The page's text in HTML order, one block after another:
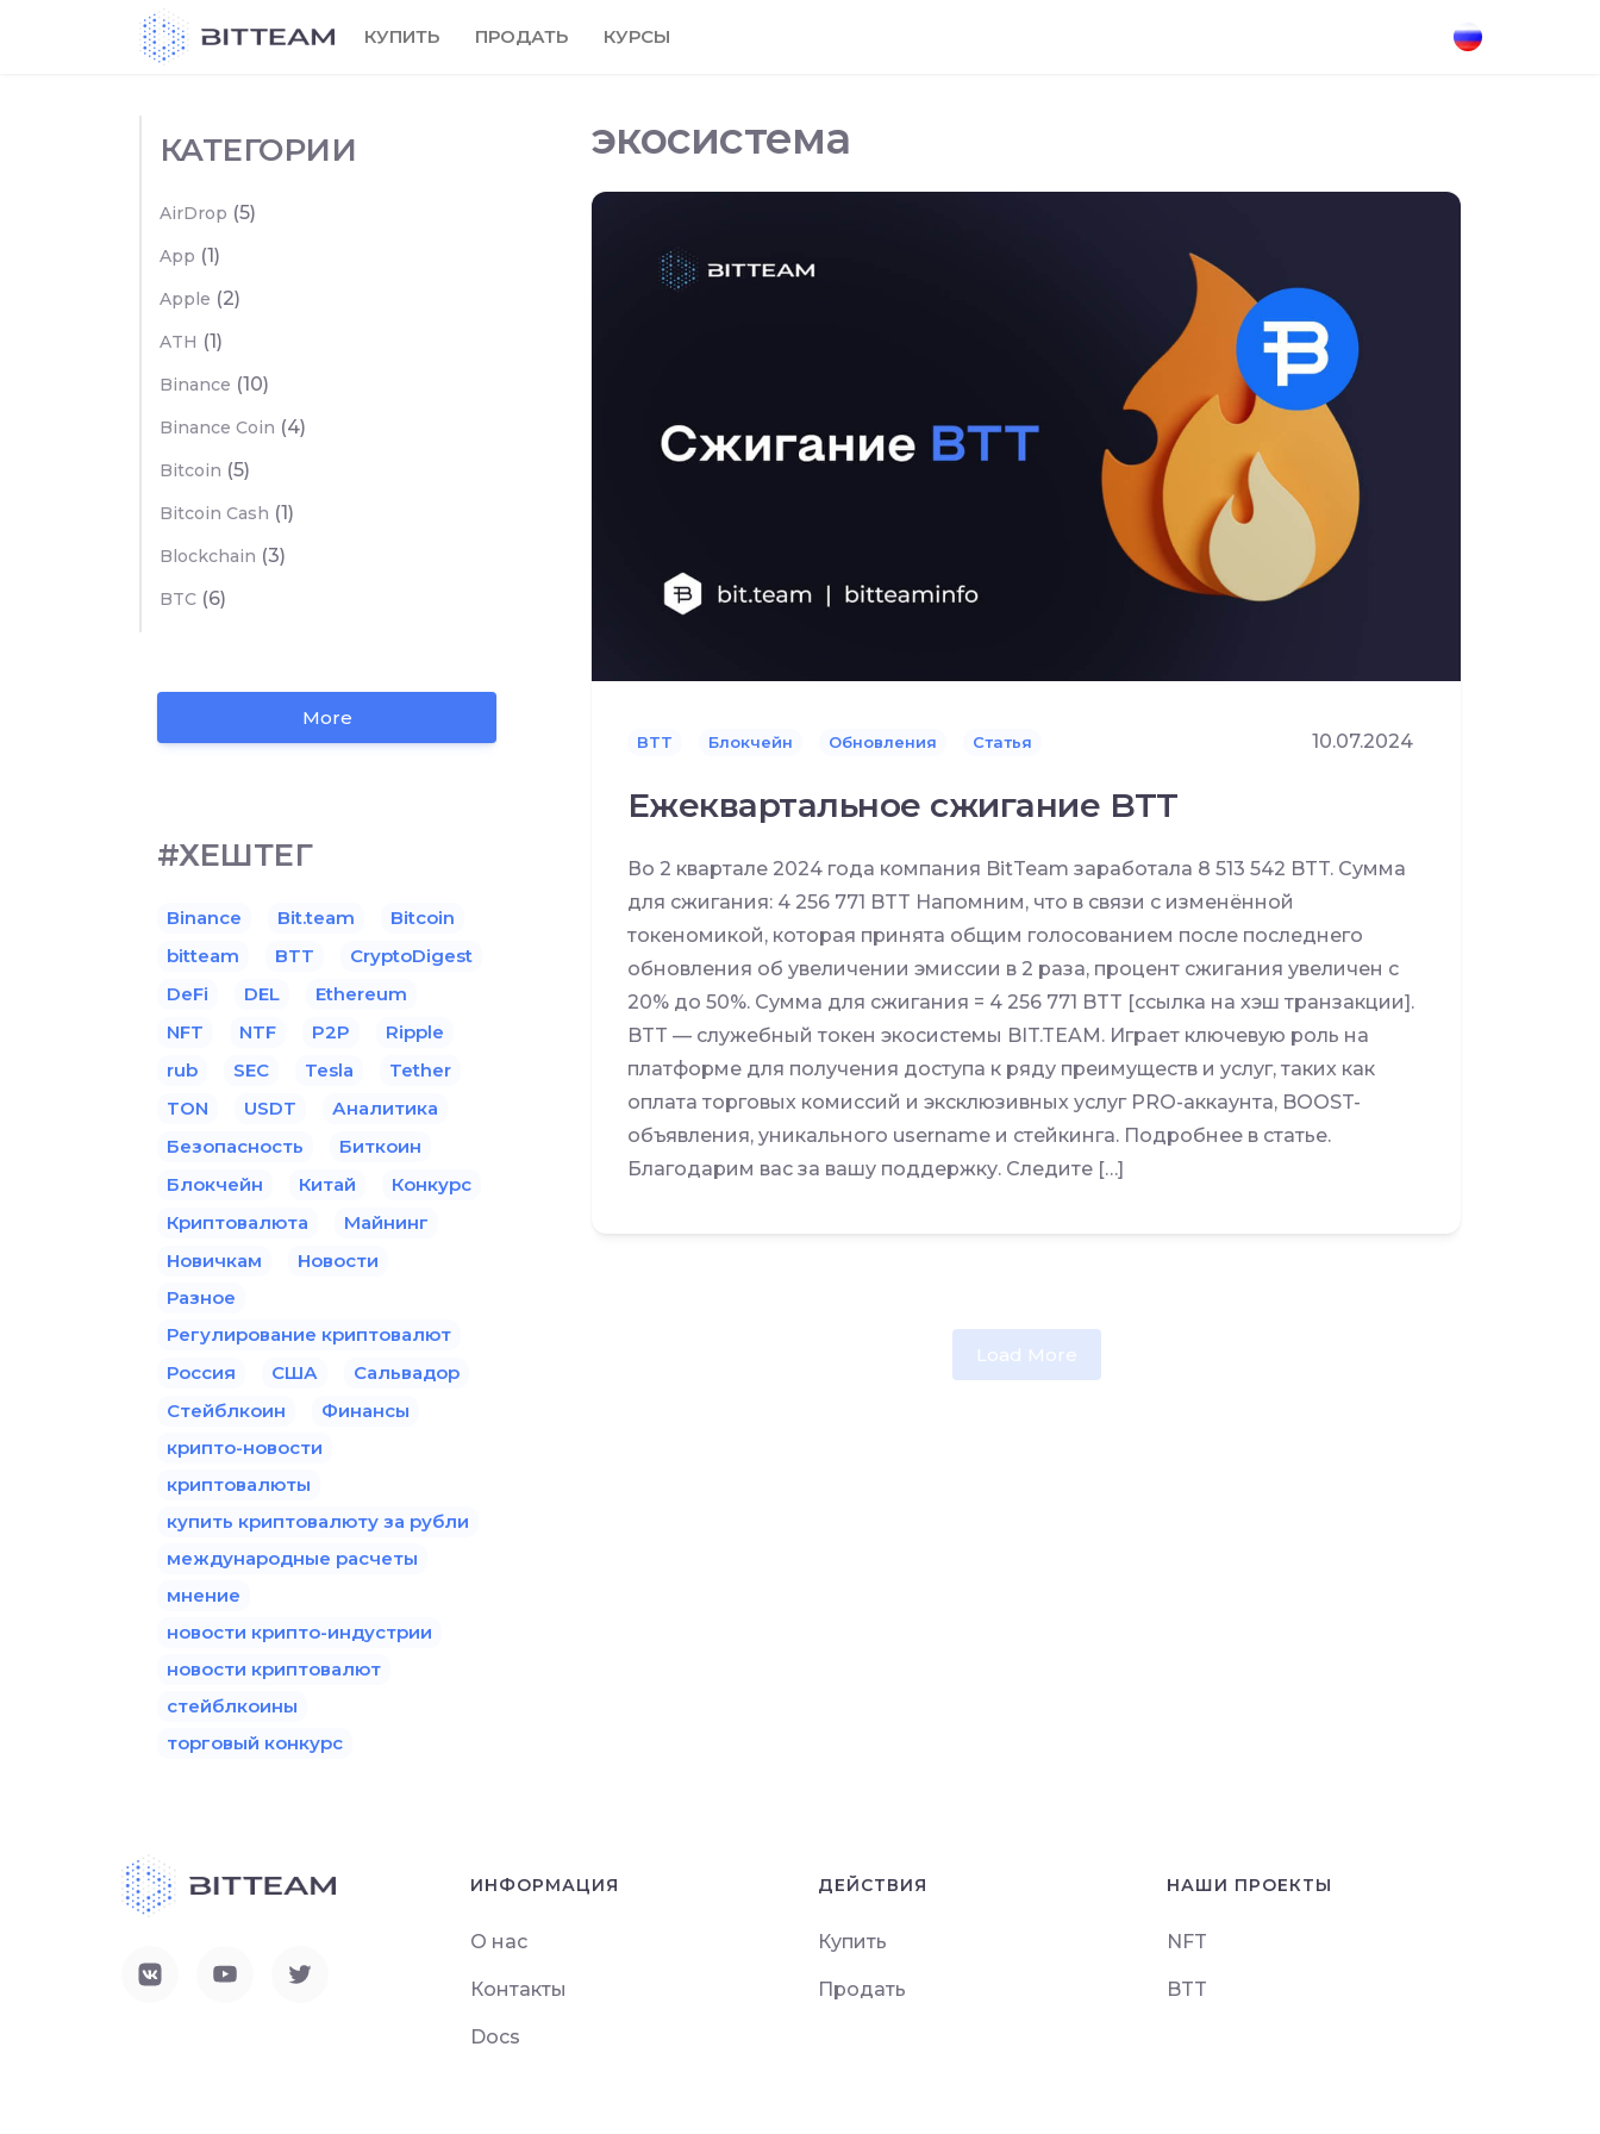
КУПИТЬ ПРОДАТЬ КУРСЫ
экосистема
BTT Блокчейн Обновления Статья 10.07.2024
Ежеквартальное сжигание BTT
Во 2 квартале 2024 года компания BitTeam заработала 8 513 542 BTT. Сумма
для сжигания: 4 256 771 BTT Напомним, что в связи с изменённой
токеномикой, которая принята общим голосованием после последнего
обновления об увеличении эмиссии в 2 раза, процент сжигания увеличен с
20% до 50%. Сумма для сжигания = 4 256 771 BTT [ссылка на хэш транзакции].
BTT — служебный токен экосистемы BIT.TEAM. Играет ключевую роль на
платформе для получения доступа к ряду преимуществ и услуг, таких как
оплата торговых комиссий и эксклюзивных услуг PRO-аккаунта, BOOST-
объявления, уникального username и стейкинга. Подробнее в статье.
Благодарим вас за вашу поддержку. Следите […]
Load More
КАТЕГОРИИ
AirDrop (5)
App (1)
Apple (2)
ATH (1)
Binance (10)
Binance Coin (4)
Bitcoin (5)
Bitcoin Cash (1)
Blockchain (3)
BTC (6)
More
#ХЕШТЕГ
Binance Bit.team
Bitcoin
bitteam
BTT
CryptoDigest
DeFi
DEL
Ethereum
NFT
NTF P2P
Ripple
rub
SEC Tesla
Tether
TON
USDT
Аналитика
Безопасность
Биткоин
Блокчейн
Китай
Конкурс
Криптовалюта
Майнинг
Новичкам
Новости
Разное
Регулирование криптовалют
Россия
США
Сальвадор
Стейблкоин
Финансы
крипто-новости
криптовалюты
купить криптовалюту за рубли
международные расчеты
мнение
новости крипто-индустрии
новости криптовалют
стейблкоины
торговый конкурс
ИНФОРМАЦИЯ
О нас
Контакты
Docs
ДЕЙСТВИЯ
Купить
Продать
НАШИ ПРОЕКТЫ
NFT
BTT